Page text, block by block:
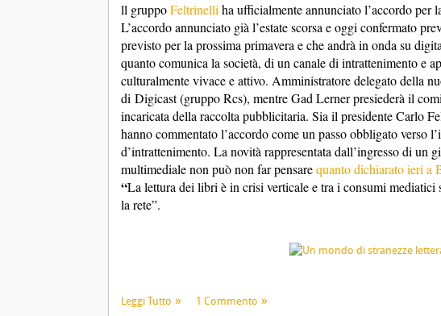
ll gruppoFeltrinelli ha ufficialmente annunciato l’accordo per
L’accordo annunciato già l’estate scorsa e oggi confermato
previsto per la prossima primavera e che andrà in onda su
quanto comunica la società, di un canale di intrattenimento e
culturalmente vivace e attivo. Amministratore delegato della
di Digicast (gruppo Rcs), mentre Gad Lerner presiederà il
incaricata della raccolta pubblicitaria. Sia il presidente Carlo
hanno commentato l’accordo come un passo obbligato verso
d’intrattenimento. La novità rappresentata dall’ingresso di un
multimediale non può non far pensarequanto dichiarato ieri a
“La lettura dei libri è in crisi verticale e tra i consumi
la rete”.
Leggi Tutto 1 Commento